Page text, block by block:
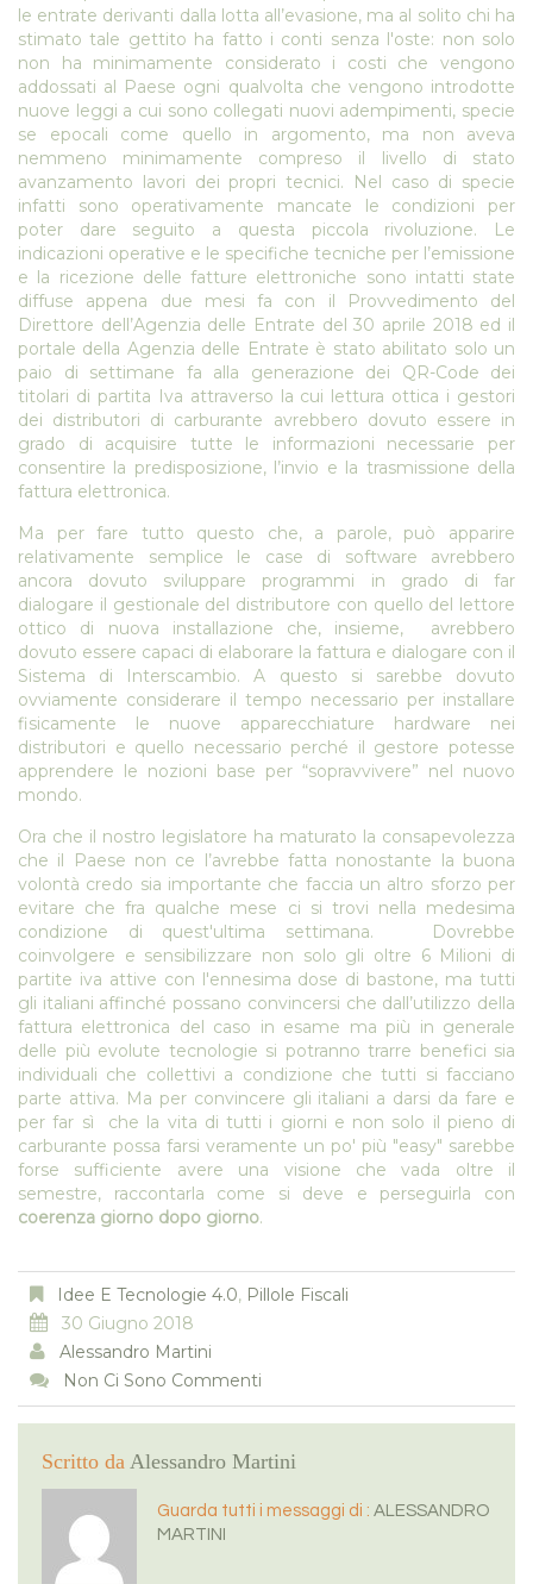
le entrate derivanti dalla lotta all’evasione, ma al solito chi ha
stimato tale gettito ha fatto i conti senza l'oste: non solo
non ha minimamente considerato i costi che vengono
addossati al Paese ogni qualvolta che vengono introdotte
nuove leggi a cui sono collegati nuovi adempimenti, specie
se epocali come quello in argomento, ma non aveva
nemmeno minimamente compreso il livello di stato
avanzamento lavori dei propri tecnici. Nel caso di specie
infatti sono operativamente mancate le condizioni per
poter dare seguito a questa piccola rivoluzione. Le
indicazioni operative e le specifiche tecniche per l’emissione
e la ricezione delle fatture elettroniche sono intatti state
diffuse appena due mesi fa con il Provvedimento del
Direttore dell’Agenzia delle Entrate del 30 aprile 2018 ed il
portale della Agenzia delle Entrate è stato abilitato solo un
paio di settimane fa alla generazione dei QR-Code dei
titolari di partita Iva attraverso la cui lettura ottica i gestori
dei distributori di carburante avrebbero dovuto essere in
grado di acquisire tutte le informazioni necessarie per
consentire la predisposizione, l’invio e la trasmissione della
fattura elettronica.
Ma per fare tutto questo che, a parole, può apparire
relativamente semplice le case di software avrebbero
ancora dovuto sviluppare programmi in grado di far
dialogare il gestionale del distributore con quello del lettore
ottico di nuova installazione che, insieme, avrebbero
dovuto essere capaci di elaborare la fattura e dialogare con il
Sistema di Interscambio. A questo si sarebbe dovuto
ovviamente considerare il tempo necessario per installare
fisicamente le nuove apparecchiature hardware nei
distributori e quello necessario perché il gestore potesse
apprendere le nozioni base per “sopravvivere” nel nuovo
mondo.
Ora che il nostro legislatore ha maturato la consapevolezza
che il Paese non ce l’avrebbe fatta nonostante la buona
volontà credo sia importante che faccia un altro sforzo per
evitare che fra qualche mese ci si trovi nella medesima
condizione di quest'ultima settimana. Dovrebbe
coinvolgere e sensibilizzare non solo gli oltre 6 Milioni di
partite iva attive con l'ennesima dose di bastone, ma tutti
gli italiani affinché possano convincersi che dall’utilizzo della
fattura elettronica del caso in esame ma più in generale
delle più evolute tecnologie si potranno trarre benefici sia
individuali che collettivi a condizione che tutti si facciano
parte attiva. Ma per convincere gli italiani a darsi da fare e
per far sì che la vita di tutti i giorni e non solo il pieno di
carburante possa farsi veramente un po' più "easy" sarebbe
forse sufficiente avere una visione che vada oltre il
semestre, raccontarla come si deve e perseguirla con
coerenza giorno dopo giorno.
Idee E Tecnologie 4.0, Pillole Fiscali
30 Giugno 2018
Alessandro Martini
Non Ci Sono Commenti
Scritto da Alessandro Martini
Guarda tutti i messaggi di : ALESSANDRO
MARTINI